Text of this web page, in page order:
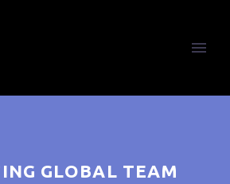
GLOBAL TEAM